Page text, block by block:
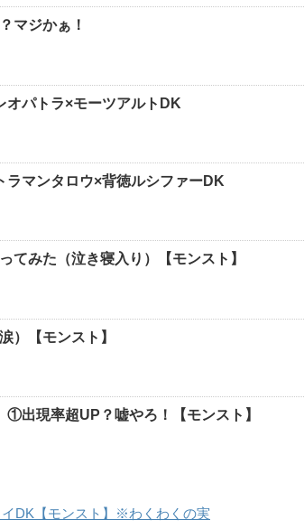
マジかぁ！
パトラ×モーツアルトDK
マンタロウ×背徳ルシファーDK
てみた（泣き寝入り）【モンスト】
）【モンスト】
出現率超UP？嘘やろ！【モンスト】
DK【モンスト】※わくわくの実